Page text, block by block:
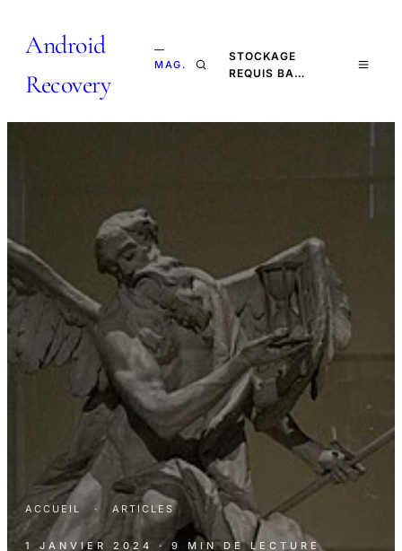
Android
Recovery
—
MAG.
STOCKAGE
REQUIS BA…
ACCUEIL · ARTICLES
1 JANVIER 2024 · 9 MIN DE LECTURE